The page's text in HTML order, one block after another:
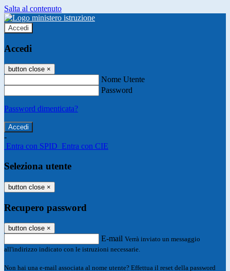
Salta al contenuto
Accedi
Accedi
button close ×
Nome Utente
Password
Password dimenticata?
-
Entra con SPID Entra con CIE
Seleziona utente
button close ×
Recupero password
button close ×
E-mail Verrà inviato un messaggio
all'indirizzo indicato con le istruzioni necessarie.
Non hai una e-mail associata al nome utente? Effettua il reset della password